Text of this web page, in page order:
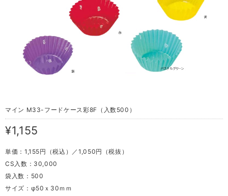
マイン M33-フードケース彩8F（入数500）
¥1,155
単価：1,155円（税込）／1,050円（税抜）
CS入数：30,000
袋入数：500
サイズ：φ50ｘ30ｍｍ